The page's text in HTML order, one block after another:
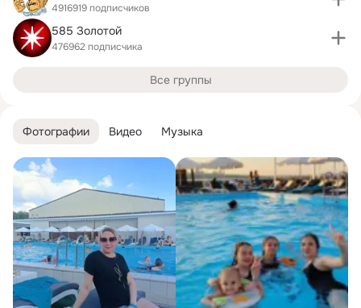
Фотографии Видео Музыка
4916919 подписчиков
585 Золотой
476962 подписчика
Все группы